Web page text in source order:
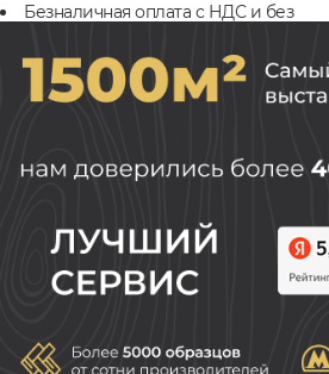
Безналичная оплата с НДС и без